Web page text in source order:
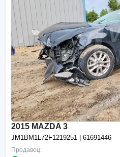
2015 MAZDA 3
JM1BM1L72F1219251 | 61691446
Продавец: